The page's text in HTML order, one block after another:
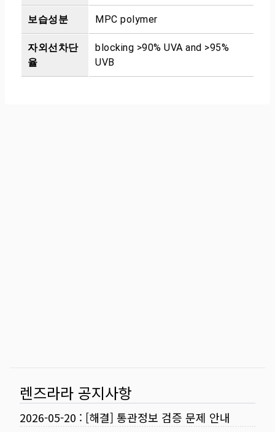
보습성분 MPC polymer
자외선차단
율
blocking >90% UVA and >95%
UVB
렌즈라라 공지사항
2026-05-20 : [해결] 통관정보 검증 문제 안내